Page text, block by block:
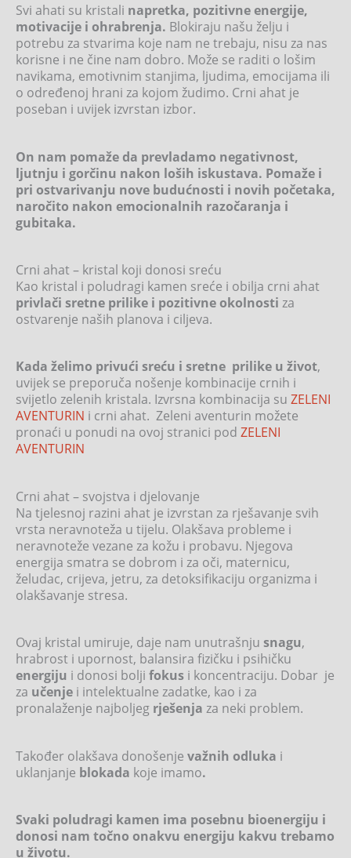
Svi ahati su kristali napretka, pozitivne energije,
motivacije i ohrabrenja. Blokiraju našu želju i
potrebu za stvarima koje nam ne trebaju, nisu za nas
korisne i ne čine nam dobro. Može se raditi o lošim
navikama, emotivnim stanjima, ljudima, emocijama ili
o određenoj hrani za kojom žudimo. Crni ahat je
poseban i uvijek izvrstan izbor.
On nam pomaže da prevladamo negativnost,
ljutnju i gorčinu nakon loših iskustava. Pomaže i
pri ostvarivanju nove budućnosti i novih početaka,
naročito nakon emocionalnih razočaranja i
gubitaka.
Crni ahat – kristal koji donosi sreću
Kao kristal i poludragi kamen sreće i obilja crni ahat
privlači sretne prilike i pozitivne okolnosti za
ostvarenje naših planova i ciljeva.
Kada želimo privući sreću i sretne prilike u život,
uvijek se preporuča nošenje kombinacije crnih i
svijetlo zelenih kristala. Izvrsna kombinacija su ZELENI
AVENTURIN i crni ahat. Zeleni aventurin možete
pronaći u ponudi na ovoj stranici pod ZELENI
AVENTURIN
Crni ahat – svojstva i djelovanje
Na tjelesnoj razini ahat je izvrstan za rješavanje svih
vrsta neravnoteža u tijelu. Olakšava probleme i
neravnoteže vezane za kožu i probavu. Njegova
energija smatra se dobrom i za oči, maternicu,
želudac, crijeva, jetru, za detoksifikaciju organizma i
olakšavanje stresa.
Ovaj kristal umiruje, daje nam unutrašnju snagu,
hrabrost i upornost, balansira fizičku i psihičku
energiju i donosi bolji fokus i koncentraciju. Dobar je
za učenje i intelektualne zadatke, kao i za
pronalaženje najboljeg rješenja za neki problem.
Također olakšava donošenje važnih odluka i
uklanjanje blokada koje imamo.
Svaki poludragi kamen ima posebnu bioenergiju i
donosi nam točno onakvu energiju kakvu trebamo
u životu.